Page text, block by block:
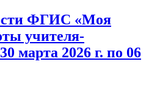
ФГИС «Моя
учителя-
марта 2026 г. по 06